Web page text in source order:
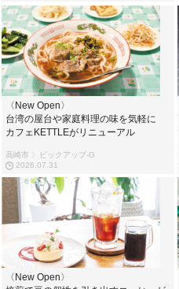
〈New Open〉
台湾の屋台や家庭料理の味を気軽に
カフェKETTLEがリニューアル
高崎市 〉ピックアップ-G
2026.07.31
〈New Open〉